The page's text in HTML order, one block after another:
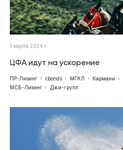
1 марта 2024 г.
ЦФА идут на ускорение
ПР-Лизинг cbonds МГКЛ Кармани
МСБ-Лизинг
Джи-групп